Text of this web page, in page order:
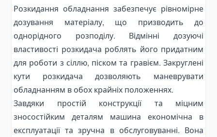
Bending Pipa Manual
Electric Pipe Benders
Punching and Pressing Tools
Hydraulic Presses
Pneumatic Punching Machines
Hydraulic Punching Tools
Electric Hydraulic Punching Machines
Manual Arbor Presses
Expander and Spreader Tools
Розкидання обладнання забезпечує рівномірне
дозування матеріалу, що призводить до
однорідного розподілу. Відмінні дозуючі
властивості розкидача роблять його придатним
для роботи з сіллю, піском та гравієм. Закруглені
кути розкидача дозволяють маневрувати
обладнанням в обох крайніх положеннях.
Завдяки простій конструкції та міцним
зносостійким деталям машина економічна в
експлуатації та зручна в обслуговуванні. Вона